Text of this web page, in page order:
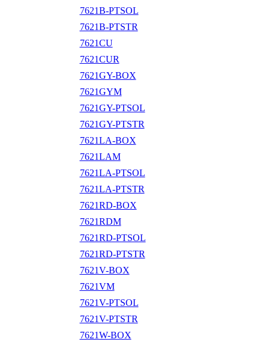
7621B-PTSOL
7621B-PTSTR
7621CU
7621CUR
7621GY-BOX
7621GYM
7621GY-PTSOL
7621GY-PTSTR
7621LA-BOX
7621LAM
7621LA-PTSOL
7621LA-PTSTR
7621RD-BOX
7621RDM
7621RD-PTSOL
7621RD-PTSTR
7621V-BOX
7621VM
7621V-PTSOL
7621V-PTSTR
7621W-BOX